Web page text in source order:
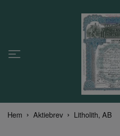
Hem Aktiebrev Litholith, AB